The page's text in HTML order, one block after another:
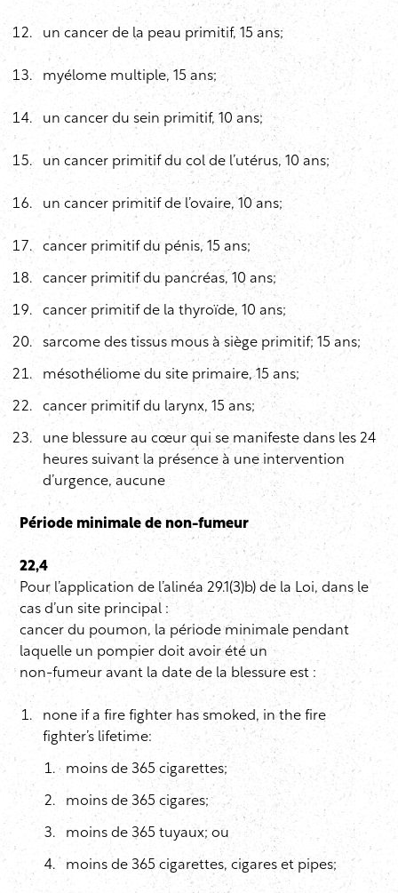
un cancer de la peau primitif, 15 ans;
myélome multiple, 15 ans;
un cancer du sein primitif, 10 ans;
un cancer primitif du col de l’utérus, 10 ans;
un cancer primitif de l’ovaire, 10 ans;
cancer primitif du pénis, 15 ans;
cancer primitif du pancréas, 10 ans;
cancer primitif de la thyroïde, 10 ans;
sarcome des tissus mous à siège primitif; 15 ans;
mésothéliome du site primaire, 15 ans;
cancer primitif du larynx, 15 ans;
une blessure au cœur qui se manifeste dans les 24
heures suivant la présence à une intervention
d’urgence, aucune
Période minimale de non-fumeur
22,4
Pour l’application de l’alinéa 29.1(3)b) de la Loi, dans le
cas d’un site principal :
cancer du poumon, la période minimale pendant
laquelle un pompier doit avoir été un
non-fumeur avant la date de la blessure est :
none if a fire fighter has smoked, in the fire
fighter’s lifetime:
moins de 365 cigarettes;
moins de 365 cigares;
moins de 365 tuyaux; ou
moins de 365 cigarettes, cigares et pipes;